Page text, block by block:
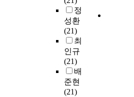
정
성환
(21)
최
인규
(21)
배
준현
(21)